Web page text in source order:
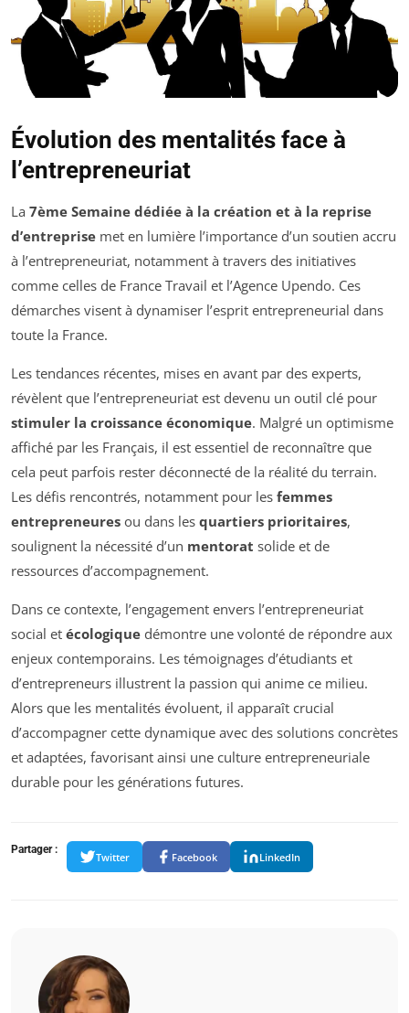
Évolution des mentalités face à
l’entrepreneuriat
La 7ème Semaine dédiée à la création et à la reprise
d’entreprise met en lumière l’importance d’un soutien accru
à l’entrepreneuriat, notamment à travers des initiatives
comme celles de France Travail et l’Agence Upendo. Ces
démarches visent à dynamiser l’esprit entrepreneurial dans
toute la France.
Les tendances récentes, mises en avant par des experts,
révèlent que l’entrepreneuriat est devenu un outil clé pour
stimuler la croissance économique. Malgré un optimisme
affiché par les Français, il est essentiel de reconnaître que
cela peut parfois rester déconnecté de la réalité du terrain.
Les défis rencontrés, notamment pour les femmes
entrepreneures ou dans les quartiers prioritaires,
soulignent la nécessité d’un mentorat solide et de
ressources d’accompagnement.
Dans ce contexte, l’engagement envers l’entrepreneuriat
social et écologique démontre une volonté de répondre aux
enjeux contemporains. Les témoignages d’étudiants et
d’entrepreneurs illustrent la passion qui anime ce milieu.
Alors que les mentalités évoluent, il apparaît crucial
d’accompagner cette dynamique avec des solutions concrètes
et adaptées, favorisant ainsi une culture entrepreneuriale
durable pour les générations futures.
Partager :
Twitter Facebook LinkedIn